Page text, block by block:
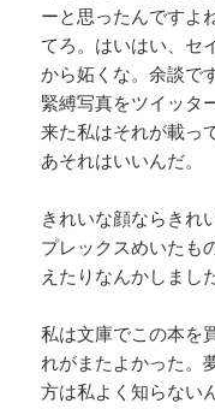
ーと思ったんですよ
てろ。はいはい、セ
から妬くな。余談で
緊縛写真をツイッタ
来た私はそれが載っ
あそれはいいんだ。
きれいな顔ならきれ
プレックスめいたも
えたりなんかしました
私は文庫でこの本を
れがまたよかった。
方は私よく知らない